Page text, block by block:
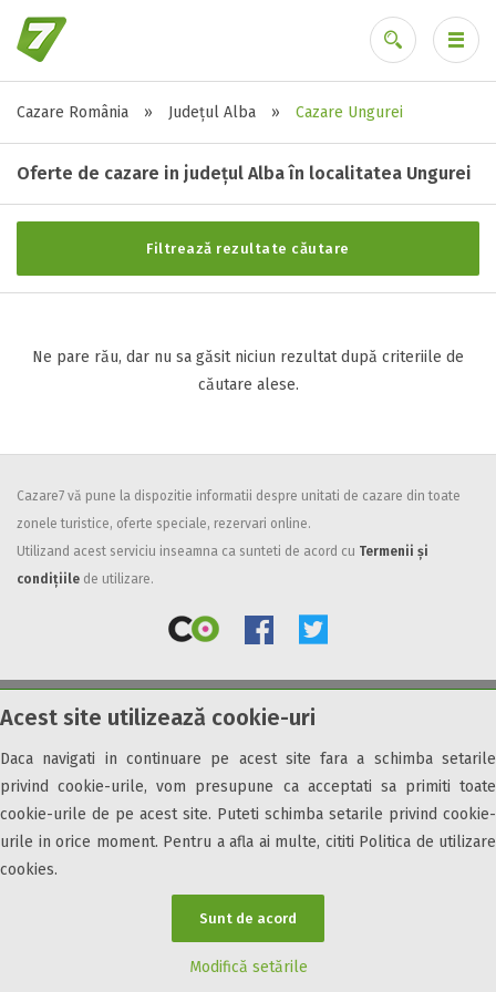
Acest site utilizează cookie-uri
Daca navigati in continuare pe acest site fara a schimba setarile
privind cookie-urile, vom presupune ca acceptati sa primiti toate
cookie-urile de pe acest site. Puteti schimba setarile privind cookie-
urile in orice moment. Pentru a afla ai multe, cititi Politica de utilizare
cookies.
Sunt de acord
Modifică setările
Cazare România » Județul Alba » Cazare Ungurei
Oferte de cazare in județul Alba în localitatea Ungurei
Filtrează rezultate căutare
Stele / margarete
Neclasificat
2 stele / margarete
3 stele / margarete
Facilități
Internet wireless
All inclusive
Pensiune completa
Demipensiune
Mic dejun
Accepta animale
Accepta voucher vacanta
Acces persoane cu dizabilități
Ne pare rău, dar nu sa găsit niciun rezultat după criteriile de
căutare alese.
Cazare7 vă pune la dispozitie informatii despre unitati de cazare din toate
zonele turistice, oferte speciale, rezervari online.
Utilizand acest serviciu inseamna ca sunteti de acord cu Termenii și
condițiile de utilizare.
© 2026 Cazare7. Toate drepturile rezervate.
Obiective turistice Informații utile Parteneri Cazare7 Harta Cazare7